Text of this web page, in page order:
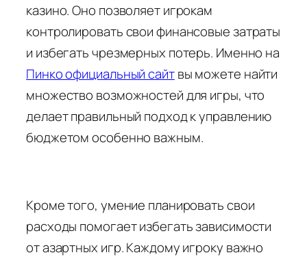
казино. Оно позволяет игрокам
контролировать свои финансовые затраты
и избегать чрезмерных потерь. Именно на
Пинко официальный сайтвы можете найти
множество возможностей для игры, что
делает правильный подход к управлению
бюджетом особенно важным.
Кроме того, умение планировать свои
расходы помогает избегать зависимости
от азартных игр. Каждому игроку важно